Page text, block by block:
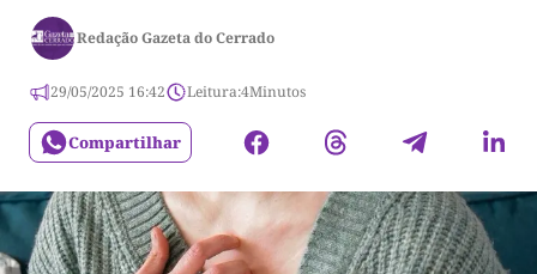
Redação Gazeta do Cerrado
29/05/2025 16:42 Leitura:4Minutos
Compartilhar